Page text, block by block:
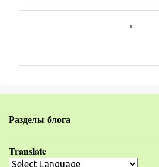
е
т
р
Разделы блога
Translate